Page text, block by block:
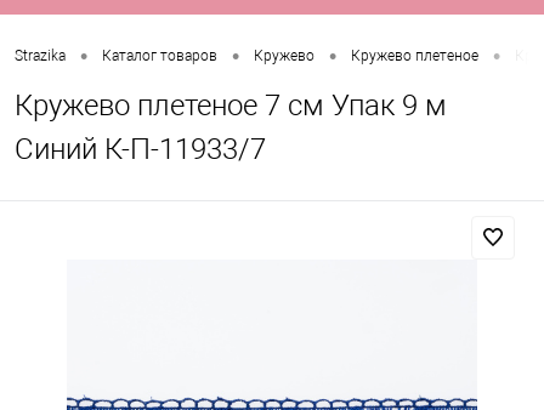
Strazika • Каталог товаров • Кружево • Кружево плетеное •
Кружево плетеное 7 см Упак 9 м
Синий К-П-11933/7